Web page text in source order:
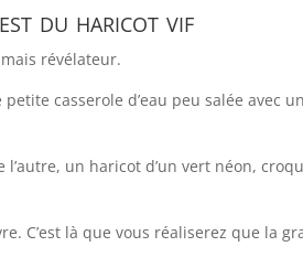
du haricot vif
révélateur.
casserole d’eau peu salée avec
un haricot d’un vert néon,
C’est là que vous réaliserez que la